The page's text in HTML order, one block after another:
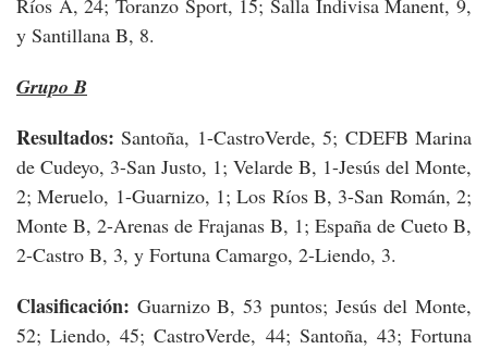
y Santillana B, 8.
Grupo B
Resultados:Santoña, 1-CastroVerde, 5; CDEFB Marina
de Cudeyo, 3-San Justo, 1; Velarde B, 1-Jesús del Monte,
2; Meruelo, 1-Guarnizo, 1; Los Ríos B, 3-San Román, 2;
Monte B, 2-Arenas de Frajanas B, 1; España de Cueto B,
2-Castro B, 3, y Fortuna Camargo, 2-Liendo, 3.
Clasificación: Guarnizo B, 53 puntos; Jesús del Monte,
52; Liendo, 45; CastroVerde, 44; Santoña, 43; Fortuna